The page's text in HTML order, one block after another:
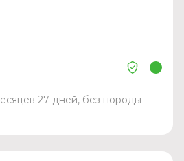
27 дней, без породы